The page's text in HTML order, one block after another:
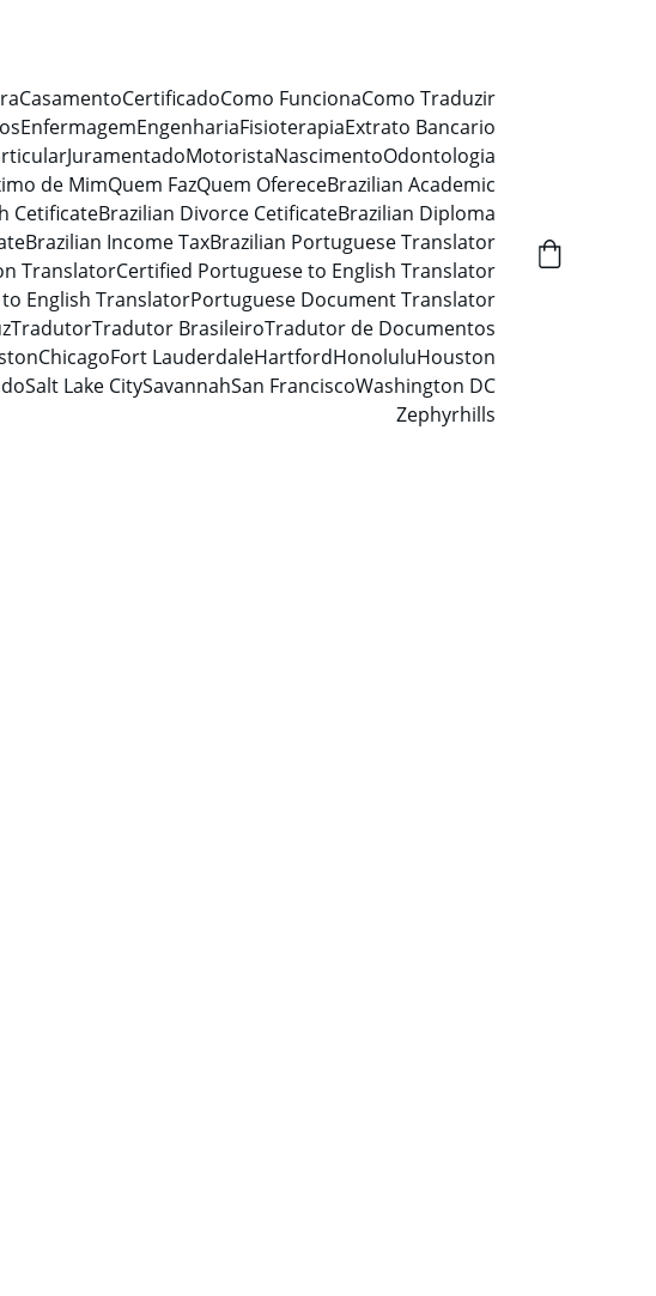
CasamentoCertificadoComo FuncionaComo Traduzir
EnfermagemEngenhariaFisioterapiaExtrato Bancario
JuramentadoMotoristaNascimentoOdontologia
de MimQuem FazQuem OfereceBrazilian Academic
CetificateBrazilian Divorce CetificateBrazilian Diploma
Brazilian Income TaxBrazilian Portuguese Translator
TranslatorCertified Portuguese to English Translator
English TranslatorPortuguese Document Translator
TradutorTradutor BrasileiroTradutor de Documentos
ChicagoFort LauderdaleHartfordHonoluluHouston
Salt Lake CitySavannahSan FranciscoWashington DC
Zephyrhills